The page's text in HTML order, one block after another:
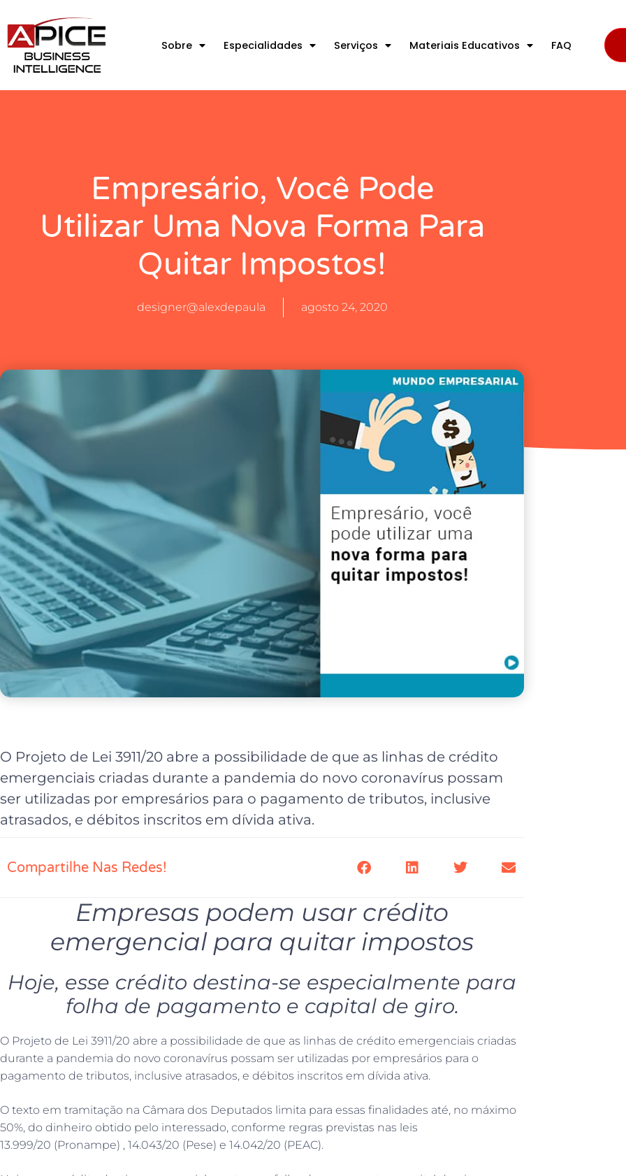
Sobre Especialidades Serviços Materiais Educativos FAQ
Empresário, Você Pode
Utilizar Uma Nova Forma Para
Quitar Impostos!
designer@alexdepaula agosto 24, 2020
O Projeto de Lei 3911/20 abre a possibilidade de que as linhas de crédito
emergenciais criadas durante a pandemia do novo coronavírus possam
ser utilizadas por empresários para o pagamento de tributos, inclusive
atrasados, e débitos inscritos em dívida ativa.
Compartilhe Nas Redes!
Empresas podem usar crédito
emergencial para quitar impostos
Hoje, esse crédito destina-se especialmente para
folha de pagamento e capital de giro.
O Projeto de Lei 3911/20 abre a possibilidade de que as linhas de crédito emergenciais criadas
durante a pandemia do novo coronavírus possam ser utilizadas por empresários para o
pagamento de tributos, inclusive atrasados, e débitos inscritos em dívida ativa.
O texto em tramitação na Câmara dos Deputados limita para essas finalidades até, no máximo
50%, do dinheiro obtido pelo interessado, conforme regras previstas nas leis
13.999/20 (Pronampe) , 14.043/20 (Pese) e 14.042/20 (PEAC).